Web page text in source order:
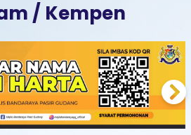
/ Kempen
Next